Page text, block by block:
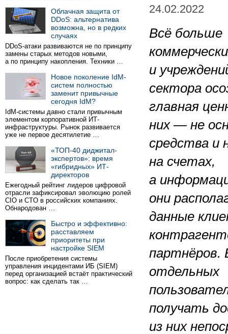
Облачная защита от
DDoS: альтернатива
возможна, но в редких
случаях
DDoS-атаки развиваются не по принципу
замены старых методов новыми,
а по принципу накопления. Техники …
Новое поколение IdM-
систем полностью
заменит привычные
сегодня IdM?
IdM-системы давно стали привычным
элементом корпоративной ИТ-
инфраструктуры. Рынок развивается
уже не первое десятилетие …
«ТОП-40 диджитал-
экспертов»: время
«гибридных» ИТ-
директоров
Ежегодный рейтинг лидеров цифровой
отрасли зафиксировал эволюцию ролей
CIO и CTO в российских компаниях.
Обнародован …
Быстро и эффективно:
расставляем
приоритеты при
настройке SIEM
После приобретения системы
управления инцидентами ИБ (SIEM)
перед организацией встаёт практический
вопрос: как сделать так …
24.02.2022
Всё больше
и
сектора
главная
них — не
средства и
на счетах,
а
они
данные
партнёров.
отдельных
получать
из них